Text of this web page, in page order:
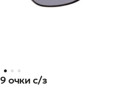
очки с/з